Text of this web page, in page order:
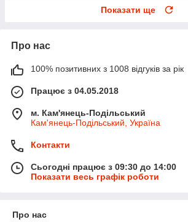
Показати ще
Про нас
100% позитивних з 1008 відгуків за рік
Працює з 04.05.2018
м. Кам'янець-Подільський
Кам'янець-Подільський, Україна
Контакти
Сьогодні працює з 09:30 до 14:00
Показати весь графік роботи
Про нас